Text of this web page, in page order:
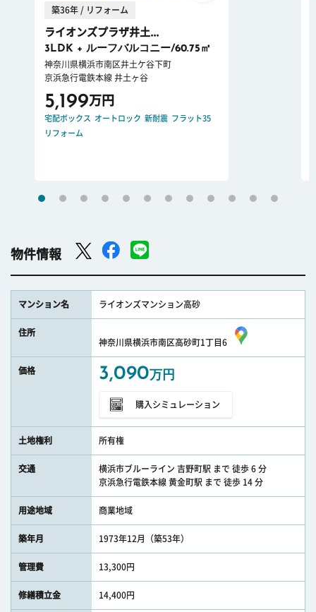
築36年 / リフォーム
ライオンズプラザ井土...
3LDK + ルーフバルコニー/60.75㎡
神奈川県横浜市南区井土ケ谷下町
京浜急行電鉄本線 井土ヶ谷
5,199万円
宅配ボックス オートロック 新耐震 フラット35
リフォーム
物件情報
マンション名 ライオンズマンション高砂
住所
神奈川県横浜市南区高砂町1丁目6
価格 3,090万円
購入シミュレーション
土地権利 所有権
交通
横浜市ブルーライン 吉野町駅 まで 徒歩 6 分
京浜急行電鉄本線 黄金町駅 まで 徒歩 14 分
用途地域 商業地域
築年月 1973年12月（築53年）
管理費 13,300円
修繕積立金 14,400円